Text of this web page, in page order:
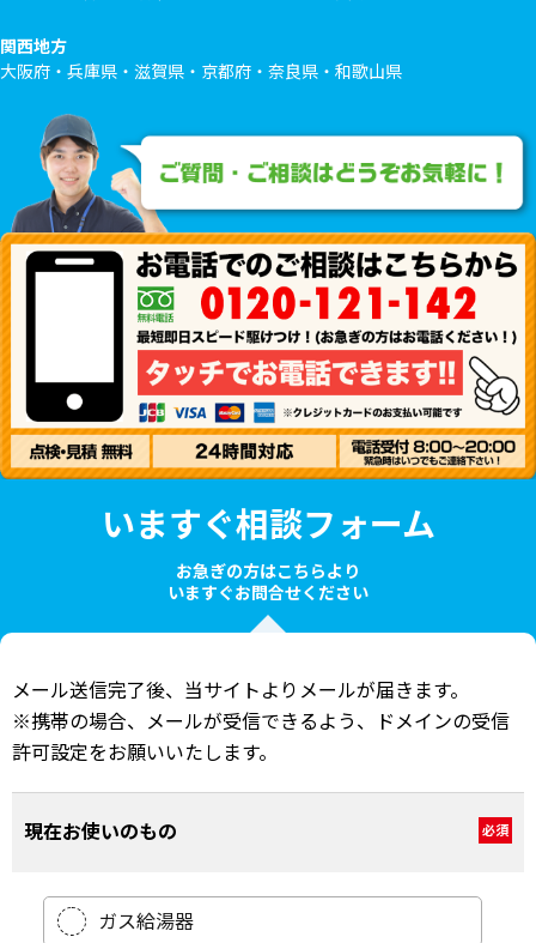
関西地方
大阪府・兵庫県・滋賀県・京都府・奈良県・和歌山県
いますぐ相談フォーム
お急ぎの方はこちらより
いますぐお問合せください
メール送信完了後、当サイトよりメールが届きます。
※携帯の場合、メールが受信できるよう、ドメインの受信
許可設定をお願いいたします。
現在お使いのもの 必須
ガス給湯器